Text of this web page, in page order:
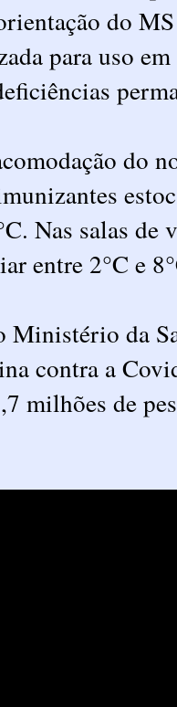
do
para uso
do
Nas salas de
entre 2°C e
Ministério da
contra a
milhões de